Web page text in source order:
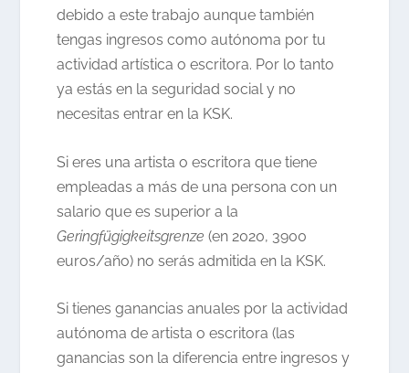
debido a este trabajo aunque también
tengas ingresos como autónoma por tu
actividad artística o escritora. Por lo tanto
ya estás en la seguridad social y no
necesitas entrar en la KSK.
Si eres una artista o escritora que tiene
empleadas a más de una persona con un
salario que es superior a la
Geringfügigkeitsgrenze (en 2020, 3900
euros/año) no serás admitida en la KSK.
Si tienes ganancias anuales por la actividad
autónoma de artista o escritora (las
ganancias son la diferencia entre ingresos y